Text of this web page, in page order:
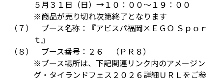
５月３１日（日）→１０：００～１９：００
※商品が売り切れ次第終了となります
（７） ブース名称：『アビスパ福岡×ＥＧＯ Ｓｐｏｒ
ｔ』
（８） ブース番号：２６ （ＰＲ８）
※ブース場所は、下記関連リンク内のアメージン
グ・タイランドフェス２０２６詳細ＵＲＬをご参